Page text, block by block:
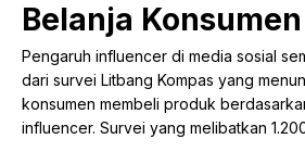
Belanja Konsumen
Pengaruh influencer di media sosial
dari survei Litbang Kompas yang
konsumen membeli produk
influencer. Survei yang melibatkan